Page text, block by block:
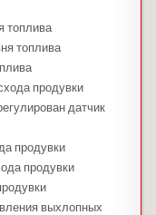
топлива
топлива
продувки
датчик
продувки
продувки
выхлопных